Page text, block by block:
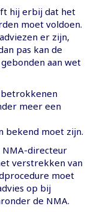
hij erbij dat het
moet voldoen.
er zijn,
pas kan de
aan wet
betrokkenen
meer een
bekend moet zijn.
NMA-directeur
verstrekken van
moet
op bij
de NMA.